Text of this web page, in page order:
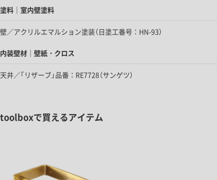
塗料｜室内壁塗料
壁／アクリルエマルション塗装（日塗工番号：HN-93）
内装壁材｜壁紙・クロス
天井／「リザーブ」品番：RE7728（サンゲツ）
toolboxで買えるアイテム